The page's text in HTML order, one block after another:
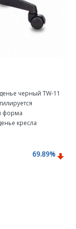
черный TW-11
форма
кресла
69.89%